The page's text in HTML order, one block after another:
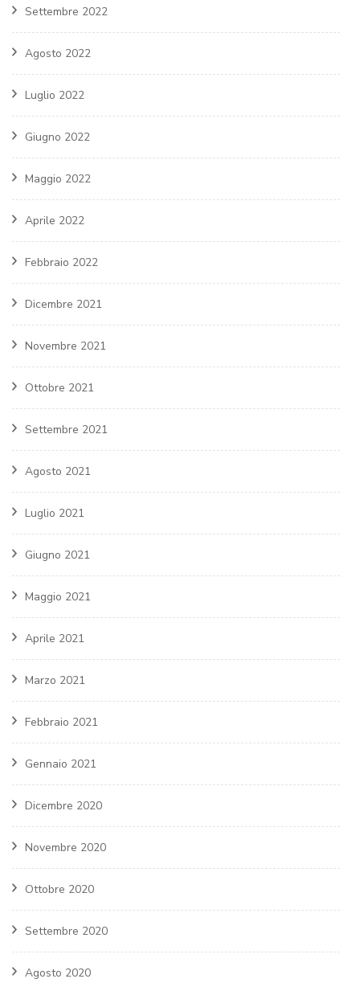
Settembre 2022
Agosto 2022
Luglio 2022
Giugno 2022
Maggio 2022
Aprile 2022
Febbraio 2022
Dicembre 2021
Novembre 2021
Ottobre 2021
Settembre 2021
Agosto 2021
Luglio 2021
Giugno 2021
Maggio 2021
Aprile 2021
Marzo 2021
Febbraio 2021
Gennaio 2021
Dicembre 2020
Novembre 2020
Ottobre 2020
Settembre 2020
Agosto 2020